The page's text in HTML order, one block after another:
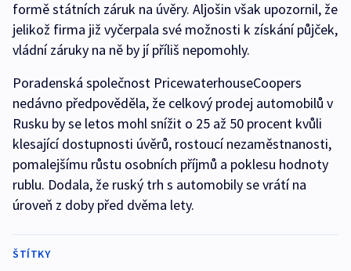
formě státních záruk na úvěry. Aljošin však upozornil, že
jelikož firma již vyčerpala své možnosti k získání půjček,
vládní záruky na ně by jí příliš nepomohly.
Poradenská společnost PricewaterhouseCoopers
nedávno předpověděla, že celkový prodej automobilů v
Rusku by se letos mohl snížit o 25 až 50 procent kvůli
klesající dostupnosti úvěrů, rostoucí nezaměstnanosti,
pomalejšímu růstu osobních příjmů a poklesu hodnoty
rublu. Dodala, že ruský trh s automobily se vrátí na
úroveň z doby před dvěma lety.
ŠTÍTKY